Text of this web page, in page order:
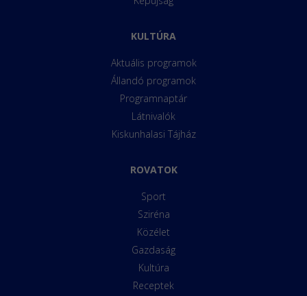
KULTÚRA
Aktuális programok
Állandó programok
Programnaptár
Látnivalók
Kiskunhalasi Tájház
ROVATOK
Sport
Sziréna
Közélet
Gazdaság
Kultúra
Receptek